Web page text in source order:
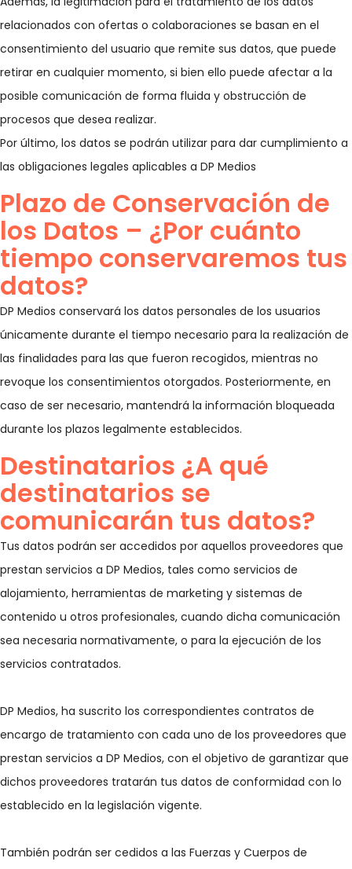
relacionados con ofertas o colaboraciones se basan en el
consentimiento del usuario que remite sus datos, que puede
retirar en cualquier momento, si bien ello puede afectar a la
posible comunicación de forma fluida y obstrucción de
procesos que desea realizar.
Por último, los datos se podrán utilizar para dar cumplimiento a
las obligaciones legales aplicables a DP Medios
Plazo de Conservación de
los Datos – ¿Por cuánto
tiempo conservaremos tus
datos?
DP Medios conservará los datos personales de los usuarios
únicamente durante el tiempo necesario para la realización de
las finalidades para las que fueron recogidos, mientras no
revoque los consentimientos otorgados. Posteriormente, en
caso de ser necesario, mantendrá la información bloqueada
durante los plazos legalmente establecidos.
Destinatarios ¿A qué
destinatarios se
comunicarán tus datos?
Tus datos podrán ser accedidos por aquellos proveedores que
prestan servicios a DP Medios, tales como servicios de
alojamiento, herramientas de marketing y sistemas de
contenido u otros profesionales, cuando dicha comunicación
sea necesaria normativamente, o para la ejecución de los
servicios contratados.
DP Medios, ha suscrito los correspondientes contratos de
encargo de tratamiento con cada uno de los proveedores que
prestan servicios a DP Medios, con el objetivo de garantizar que
dichos proveedores tratarán tus datos de conformidad con lo
establecido en la legislación vigente.
También podrán ser cedidos a las Fuerzas y Cuerpos de